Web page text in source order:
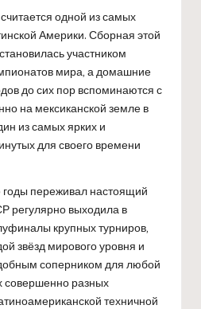
одной из самых
Америки. Сборная этой
участником
мира, а домашние
до сих пор вспоминаются с
на мексиканской земле в
из самых ярких и
для своего времени
годы переживал настоящий
регулярно выходила в
крупных турниров,
звёзд мирового уровня и
соперником для любой
совершенно разных
техничной